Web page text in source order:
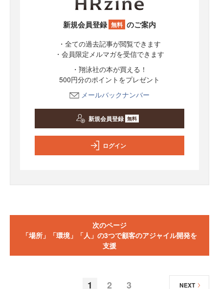
新規会員登録 無料 のご案内
・全ての過去記事が閲覧できます
・会員限定メルマガを受信できます
・翔泳社の本が買える！
500円分のポイントをプレゼント
メールバックナンバー
新規会員登録 無料
ログイン
次のページ
「場所」「環境」「人」の3つで顧客のアジャイル開発を
支援
1 2 3 NEXT